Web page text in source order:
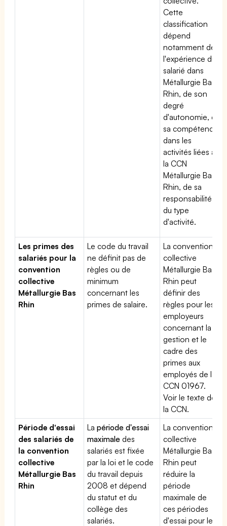
Cette
classification
dépend
notamment de
l'expérience du
salarié dans
Métallurgie Bas
Rhin, de son
degré
d'autonomie, de
sa compétence
dans les
activités liées à
la CCN
Métallurgie Bas
Rhin, de sa
responsabilité et
du type
d'activité.
Les primes des
salariés pour la
convention
collective
Métallurgie Bas
Rhin
Le code du travail
ne définit pas de
règles ou de
minimum
concernant les
primes de salaire.
La convention
collective
Métallurgie Bas
Rhin peut
définir des
règles pour les
employeurs
concernant la
gestion et le
cadre des
primes aux
employés de la
CCN 01967.
Voir le texte de
la CCN.
Période d'essai
des salariés de
la convention
collective
Métallurgie Bas
Rhin
Lapériode d'essai
maximale des
salariés est fixée
par la loi et le code
du travail depuis
2008 et dépend
du statut et du
collège des
salariés.
La convention
collective
Métallurgie Bas
Rhin peut
réduire la
période
maximale de
ces périodes
d'essai pour les